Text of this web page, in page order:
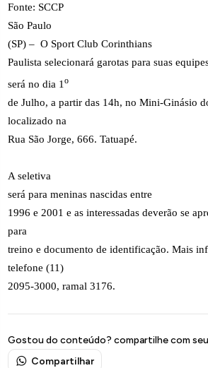
Fonte: SCCP
São Paulo
(SP) – O Sport Club Corinthians
Paulista selecionará garotas para suas
será no dia 1o
de Julho, a partir das 14h, no Mini-Ginásio
localizado na
Rua São Jorge, 666. Tatuapé.
A seletiva
será para meninas nascidas entre
1996 e 2001 e as interessadas deverão se
para
treino e documento de identificação. Mais
telefone (11)
2095-3000, ramal 3176.
Gostou do conteúdo? compartilhe com
Compartilhar